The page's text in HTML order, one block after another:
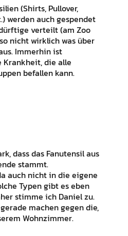
(Shirts, Pullover,
werden auch gespendet
verteilt (am Zoo
nicht wirklich was über
Immerhin ist
Krankheit, die alle
befallen kann.
dass das Fanutensil aus
stammt.
auch nicht in die eigene
Typen gibt es eben
stimme ich Daniel zu.
machen gegen die,
Wohnzimmer.